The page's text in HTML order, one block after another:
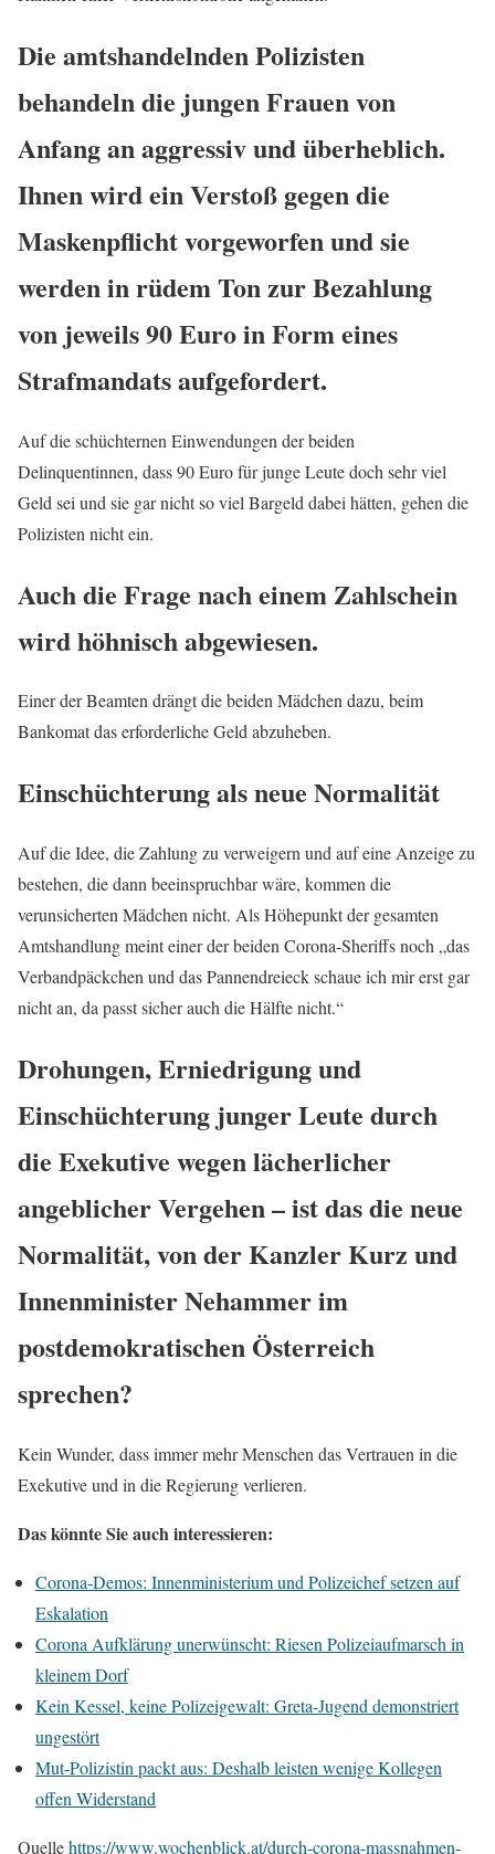
Die amtshandelnden Polizisten
behandeln die jungen Frauen von
Anfang an aggressiv und überheblich.
Ihnen wird ein Verstoß gegen die
Maskenpflicht vorgeworfen und sie
werden in rüdem Ton zur Bezahlung
von jeweils 90 Euro in Form eines
Strafmandats aufgefordert.
Auf die schüchternen Einwendungen der beiden
Delinquentinnen, dass 90 Euro für junge Leute doch sehr viel
Geld sei und sie gar nicht so viel Bargeld dabei hätten, gehen die
Polizisten nicht ein.
Auch die Frage nach einem Zahlschein
wird höhnisch abgewiesen.
Einer der Beamten drängt die beiden Mädchen dazu, beim
Bankomat das erforderliche Geld abzuheben.
Einschüchterung als neue Normalität
Auf die Idee, die Zahlung zu verweigern und auf eine Anzeige zu
bestehen, die dann beeinspruchbar wäre, kommen die
verunsicherten Mädchen nicht. Als Höhepunkt der gesamten
Amtshandlung meint einer der beiden Corona-Sheriffs noch „das
Verbandpäckchen und das Pannendreieck schaue ich mir erst gar
nicht an, da passt sicher auch die Hälfte nicht.“
Drohungen, Erniedrigung und
Einschüchterung junger Leute durch
die Exekutive wegen lächerlicher
angeblicher Vergehen – ist das die neue
Normalität, von der Kanzler Kurz und
Innenminister Nehammer im
postdemokratischen Österreich
sprechen?
Kein Wunder, dass immer mehr Menschen das Vertrauen in die
Exekutive und in die Regierung verlieren.
Das könnte Sie auch interessieren:
Corona-Demos: Innenministerium und Polizeichef setzen auf
Eskalation
Corona Aufklärung unerwünscht: Riesen Polizeiaufmarsch in
kleinem Dorf
Kein Kessel, keine Polizeigewalt: Greta-Jugend demonstriert
ungestört
Mut-Polizistin packt aus: Deshalb leisten wenige Kollegen
offen Widerstand
Quellehttps://www.wochenblick.at/durch-corona-massnahmen-